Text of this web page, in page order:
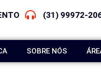
(31) 99972-
SOBRE NÓS